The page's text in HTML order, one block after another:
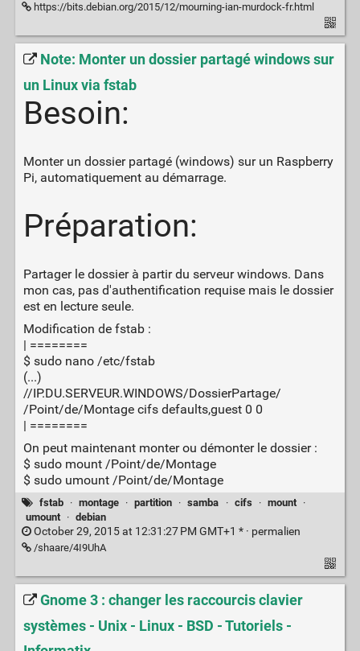
https://bits.debian.org/2015/12/mourning-ian-murdock-fr.html
Note: Monter un dossier partagé windows sur
un Linux via fstab
Besoin:
Monter un dossier partagé (windows) sur un Raspberry
Pi, automatiquement au démarrage.
Préparation:
Partager le dossier à partir du serveur windows. Dans
mon cas, pas d'authentification requise mais le dossier
est en lecture seule.
Modification de fstab :
| ========
$ sudo nano /etc/fstab
(...)
//IP.DU.SERVEUR.WINDOWS/DossierPartage/
/Point/de/Montage cifs defaults,guest 0 0
| ========
On peut maintenant monter ou démonter le dossier :
$ sudo mount /Point/de/Montage
$ sudo umount /Point/de/Montage
fstab · montage · partition · samba · cifs · mount
·
umount
· debian
October 29, 2015 at 12:31:27 PM GMT+1 * · permalien
/shaare/4I9UhA
Gnome 3 : changer les raccourcis clavier
systèmes - Unix - Linux - BSD - Tutoriels -